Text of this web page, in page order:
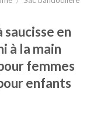
en
à la main
femmes
enfants